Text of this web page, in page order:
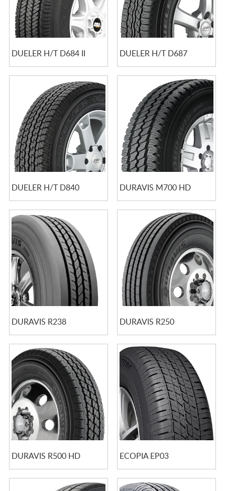
DUELER H/T D684 II DUELER H/T D687
DUELER H/T D840 DURAVIS M700 HD
DURAVIS R238 DURAVIS R250
DURAVIS R500 HD ECOPIA EP03